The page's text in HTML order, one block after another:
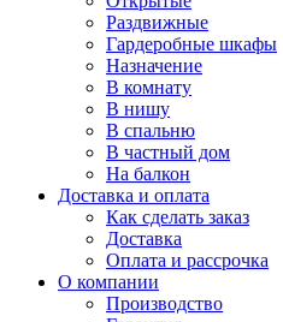
Раздвижные
Гардеробные шкафы
Назначение
В комнату
В нишу
В спальню
В частный дом
На балкон
Доставка и оплата
Как сделать заказ
Доставка
Оплата и рассрочка
О компании
Производство